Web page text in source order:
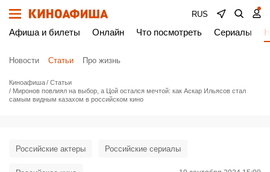
RUS
Афиша и билеты Онлайн Что посмотреть Сериалы
Новости Статьи Про жизнь
Киноафиша
Статьи
Миронов повлиял на выбор, а Цой остался мечтой: как Аскар Ильясов стал
самым видным казахом в российском кино
Российские актеры Российские сериалы